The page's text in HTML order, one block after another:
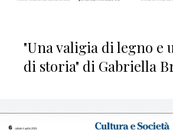
"Una valigia di legno e
di storia" di Gabriella